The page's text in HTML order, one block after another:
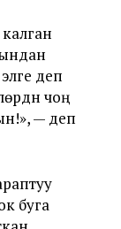
деп
чоң
— деп
буга